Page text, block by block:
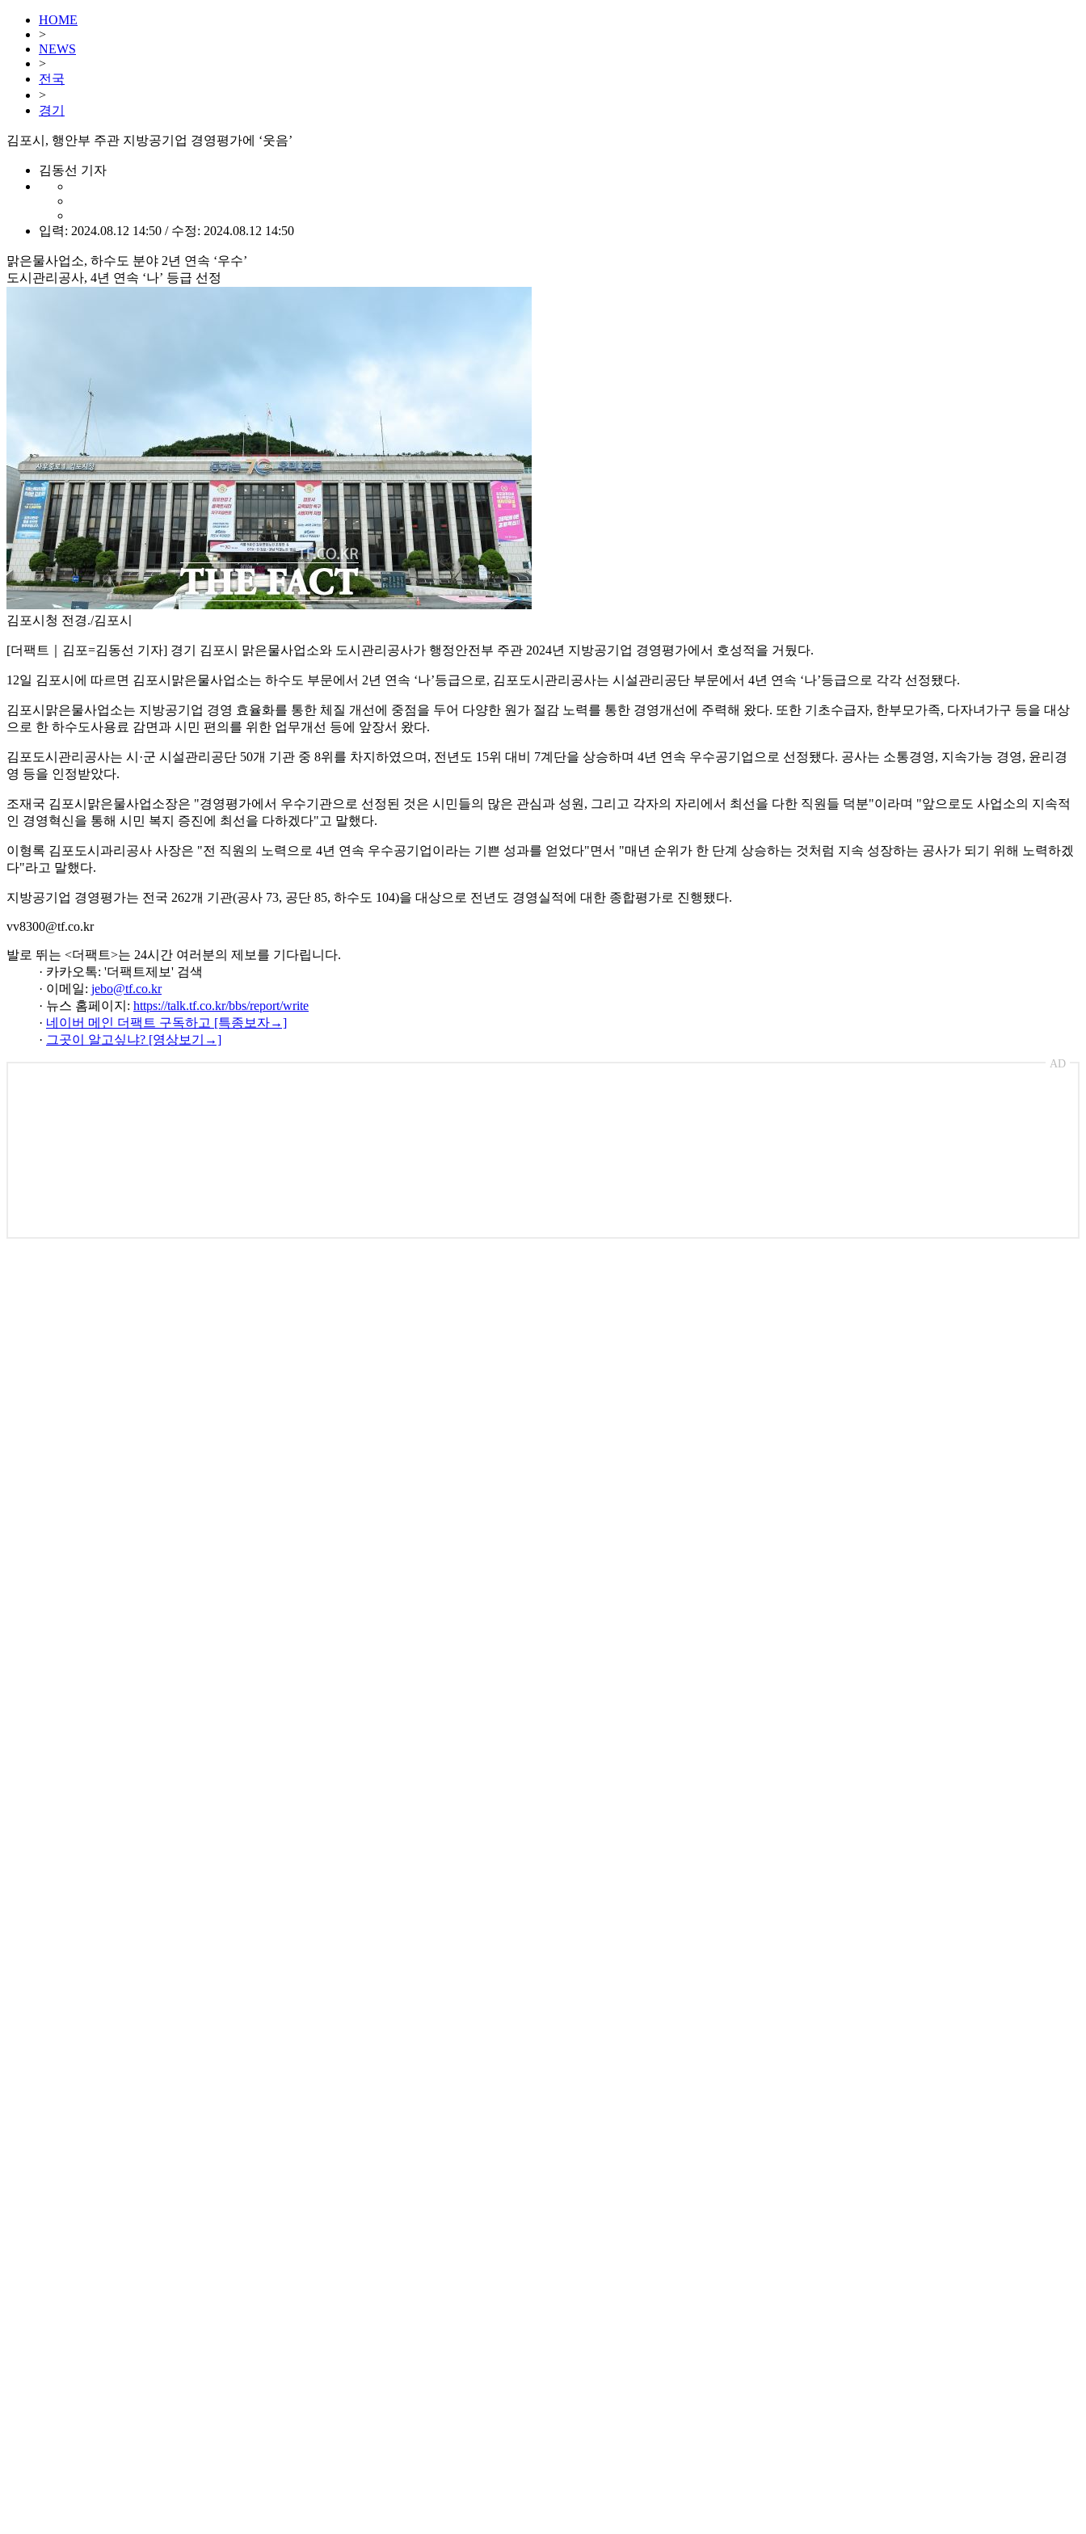
HOME
>
NEWS
>
전국
>
경기
김포시, 행안부 주관 지방공기업 경영평가에 ‘웃음’
김동선 기자
입력: 2024.08.12 14:50 / 수정: 2024.08.12 14:50
맑은물사업소, 하수도 분야 2년 연속 ‘우수’
도시관리공사, 4년 연속 ‘나’ 등급 선정
김포시청 전경./김포시
[더팩트｜김포=김동선 기자] 경기 김포시 맑은물사업소와 도시관리공사가 행정안전부 주관 2024년 지방공기업 경영평가에서 호성적을 거뒀다.
12일 김포시에 따르면 김포시맑은물사업소는 하수도 부문에서 2년 연속 ‘나’등급으로, 김포도시관리공사는 시설관리공단 부문에서 4년 연속 ‘나’등급으로 각각 선정됐다.
김포시맑은물사업소는 지방공기업 경영 효율화를 통한 체질 개선에 중점을 두어 다양한 원가 절감 노력를 통한 경영개선에 주력해 왔다. 또한 기초수급자, 한부모가족, 다자녀가구 등을 대상
으로 한 하수도사용료 감면과 시민 편의를 위한 업무개선 등에 앞장서 왔다.
김포도시관리공사는 시·군 시설관리공단 50개 기관 중 8위를 차지하였으며, 전년도 15위 대비 7계단을 상승하며 4년 연속 우수공기업으로 선정됐다. 공사는 소통경영, 지속가능 경영, 윤리경
영 등을 인정받았다.
조재국 김포시맑은물사업소장은 "경영평가에서 우수기관으로 선정된 것은 시민들의 많은 관심과 성원, 그리고 각자의 자리에서 최선을 다한 직원들 덕분"이라며 "앞으로도 사업소의 지속적
인 경영혁신을 통해 시민 복지 증진에 최선을 다하겠다"고 말했다.
이형록 김포도시과리공사 사장은 "전 직원의 노력으로 4년 연속 우수공기업이라는 기쁜 성과를 얻었다"면서 "매년 순위가 한 단계 상승하는 것처럼 지속 성장하는 공사가 되기 위해 노력하겠
다"라고 말했다.
지방공기업 경영평가는 전국 262개 기관(공사 73, 공단 85, 하수도 104)을 대상으로 전년도 경영실적에 대한 종합평가로 진행됐다.
vv8300@tf.co.kr
발로 뛰는 <더팩트>는 24시간 여러분의 제보를 기다립니다.
· 카카오톡: '더팩트제보' 검색
· 이메일: jebo@tf.co.kr
· 뉴스 홈페이지: https://talk.tf.co.kr/bbs/report/write
· 네이버 메인 더팩트 구독하고 [특종보자→]
· 그곳이 알고싶냐? [영상보기→]
AD